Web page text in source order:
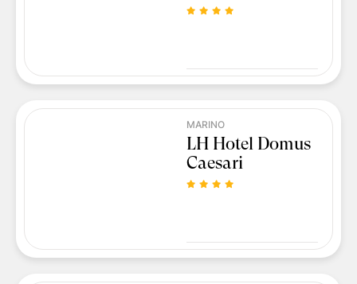
MARINO
LH Hotel Domus
Caesari